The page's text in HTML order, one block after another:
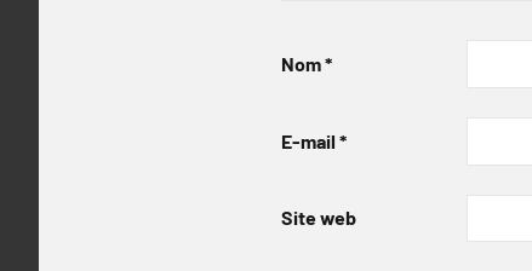
Nom*
E-mail *
Site web